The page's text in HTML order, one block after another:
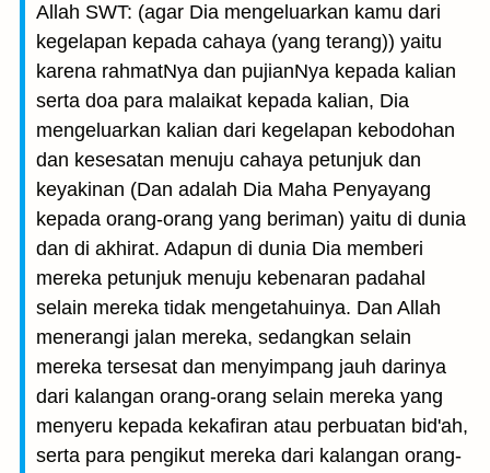
Allah SWT: (agar Dia mengeluarkan kamu dari
kegelapan kepada cahaya (yang terang)) yaitu
karena rahmatNya dan pujianNya kepada kalian
serta doa para malaikat kepada kalian, Dia
mengeluarkan kalian dari kegelapan kebodohan
dan kesesatan menuju cahaya petunjuk dan
keyakinan (Dan adalah Dia Maha Penyayang
kepada orang-orang yang beriman) yaitu di dunia
dan di akhirat. Adapun di dunia Dia memberi
mereka petunjuk menuju kebenaran padahal
selain mereka tidak mengetahuinya. Dan Allah
menerangi jalan mereka, sedangkan selain
mereka tersesat dan menyimpang jauh darinya
dari kalangan orang-orang selain mereka yang
menyeru kepada kekafiran atau perbuatan bid'ah,
serta para pengikut mereka dari kalangan orang-